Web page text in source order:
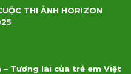
THI ẢNH HORIZON
– Tương lai của trẻ em Việt